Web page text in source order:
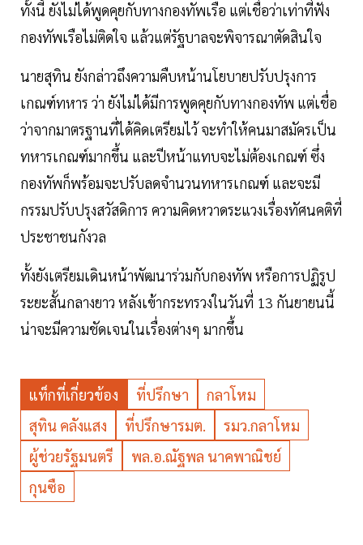
ทั้งนี้ ยังไม่ได้พูดคุยกับทางกองทัพเรือ แต่เชื่อว่าเท่าที่ฟัง
กองทัพเรือไม่ติดใจ แล้วแต่รัฐบาลจะพิจารณาตัดสินใจ
นายสุทิน ยังกล่าวถึงความคืบหน้านโยบายปรับปรุงการ
เกณฑ์ทหาร ว่า ยังไม่ได้มีการพูดคุยกับทางกองทัพ แต่เชื่อ
ว่าจากมาตรฐานที่ได้คิดเตรียมไว้ จะทำให้คนมาสมัครเป็น
ทหารเกณฑ์มากขึ้น และปีหน้าแทบจะไม่ต้องเกณฑ์ ซึ่ง
กองทัพก็พร้อมจะปรับลดจำนวนทหารเกณฑ์ และจะมี
กรรมปรับปรุงสวัสดิการ ความคิดหวาดระแวงเรื่องทัศนคติที่
ประชาชนกังวล
ทั้งยังเตรียมเดินหน้าพัฒนาร่วมกับกองทัพ หรือการปฏิรูป
ระยะสั้นกลางยาว หลังเข้ากระทรวงในวันที่ 13 กันยายนนี้
น่าจะมีความชัดเจนในเรื่องต่างๆ มากขึ้น
แท็กที่เกี่ยวข้อง ที่ปรึกษา
กลาโหม
สุทิน คลังแสง
ที่ปรึกษารมต.
รมว.กลาโหม
ผู้ช่วยรัฐมนตรี
พล.อ.ณัฐพล นาคพาณิชย์
กุนซือ